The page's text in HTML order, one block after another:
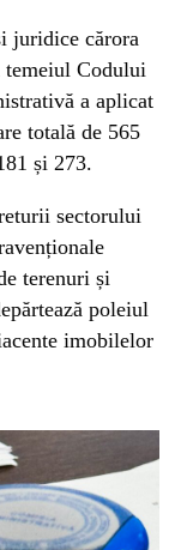
juridice cărora
temeiul Codului
a aplicat
totală de 565
și 273.
sectorului
terenuri și
poleiul
imobilelor